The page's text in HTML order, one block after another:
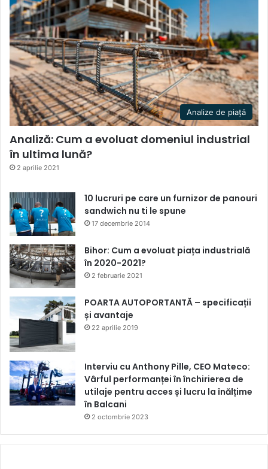
Analize de piață
Analiză: Cum a evoluat domeniul industrial
în ultima lună?
2 aprilie 2021
10 lucruri pe care un furnizor de panouri
sandwich nu ti le spune
17 decembrie 2014
Bihor: Cum a evoluat piața industrială
în 2020-2021?
2 februarie 2021
POARTA AUTOPORTANTĂ – specificații
și avantaje
22 aprilie 2019
Interviu cu Anthony Pille, CEO Mateco:
Vârful performanței în închirierea de
utilaje pentru acces și lucru la înălțime
în Balcani
2 octombrie 2023